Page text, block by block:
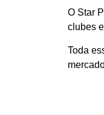
O Star
clubes
Toda